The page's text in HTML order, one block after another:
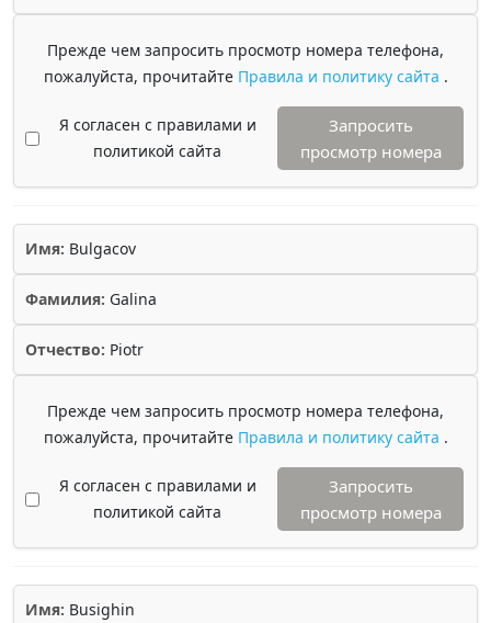
Прежде чем запросить просмотр номера телефона,
пожалуйста, прочитайте Правила и политику сайта .
Я согласен с правилами и
политикой сайта
Запросить
просмотр номера
Имя: Bulgacov
Фамилия: Galina
Отчество: Piotr
Прежде чем запросить просмотр номера телефона,
пожалуйста, прочитайте Правила и политику сайта .
Я согласен с правилами и
политикой сайта
Запросить
просмотр номера
Имя: Busighin